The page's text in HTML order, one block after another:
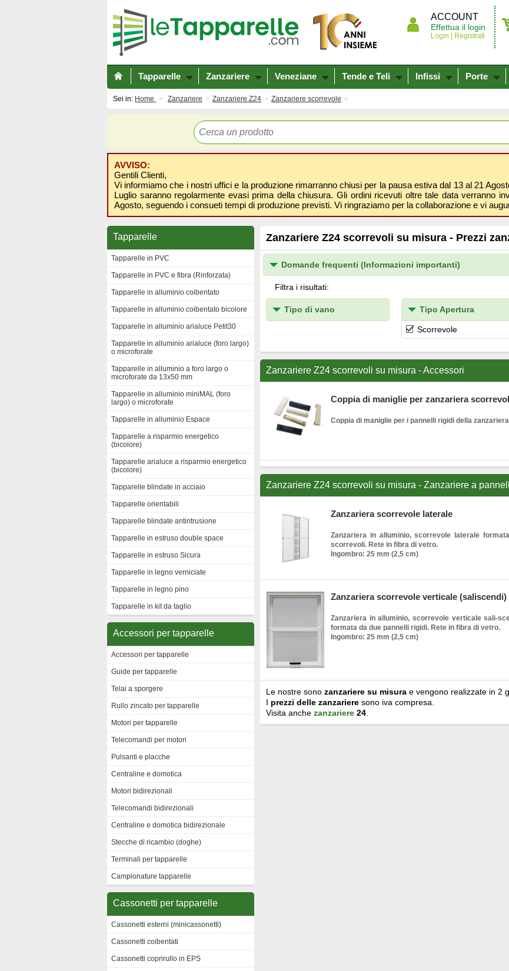
ACCOUNT
Effettua il login
Login | Registrati
Tapparelle Zanzariere Veneziane Tende e Teli Infissi Porte
Sei in: Home Zanzariere Zanzariere Z24 Zanzariere scorrevole
AVVISO:
Gentili Clienti,
Vi informiamo che i nostri uffici e la produzione rimarranno chiusi per la pausa estiva dal 13 al 21
Luglio saranno regolarmente evasi prima della chiusura. Gli ordini ricevuti oltre tale data verranno
Agosto, seguendo i consueti tempi di produzione previsti. Vi ringraziamo per la collaborazione e vi
Tapparelle
Tapparelle in PVC
Tapparelle in PVC e fibra (Rinforzata)
Tapparelle in alluminio coibentato
Tapparelle in alluminio coibentato bicolore
Tapparelle in alluminio arialuce Petit30
Tapparelle in alluminio arialuce (foro largo)
o microforate
Tapparelle in alluminio a foro largo o
microforate da 13x50 mm
Tapparelle in alluminio miniMAL (foro
largo) o microforate
Tapparelle in alluminio Espace
Tapparelle a risparmio energetico
(bicolore)
Tapparelle arialuce a risparmio energetico
(bicolore)
Tapparelle blindate in acciaio
Tapparelle orientabili
Tapparelle blindate antintrusione
Tapparelle in estruso double space
Tapparelle in estruso Sicura
Tapparelle in legno verniciate
Tapparelle in legno pino
Tapparelle in kit da taglio
Accessori per tapparelle
Accessori per tapparelle
Guide per tapparelle
Telai a sporgere
Rullo zincato per tapparelle
Motori per tapparelle
Telecomandi per motori
Pulsanti e placche
Centraline e domotica
Motori bidirezionali
Telecomandi bidirezionali
Centraline e domotica bidirezionale
Stecche di ricambio (doghe)
Terminali per tapparelle
Campionature tapparelle
Cassonetti per tapparelle
Cassonetti esterni (minicassonetti)
Cassonetti coibentati
Cassonetti coprirullo in EPS
Zanzariere Z24 scorrevoli su misura - Prezzi
Domande frequenti (Informazioni importanti)
Filtra i risultati:
Tipo di vano Tipo Apertura
Scorrevole
Zanzariere Z24 scorrevoli su misura - Accessori
Coppia di maniglie per zanzariera
Coppia di maniglie per i pannelli rigidi della
Zanzariere Z24 scorrevoli su misura - Zanzariere a
Zanzariera scorrevole laterale
Zanzariera in alluminio, scorrevole laterale
scorrevoli. Rete in fibra di vetro.
Ingombro: 25 mm (2,5 cm)
Zanzariera scorrevole verticale (saliscendi)
Zanzariera in alluminio, scorrevole verticale sali-
formata da due pannelli rigidi. Rete in fibra di vetro.
Ingombro: 25 mm (2,5 cm)
Le nostre sono zanzariere su misura e vengono realizzate in 2
I prezzi delle zanzariere sono iva compresa.
Visita anche zanzariere 24